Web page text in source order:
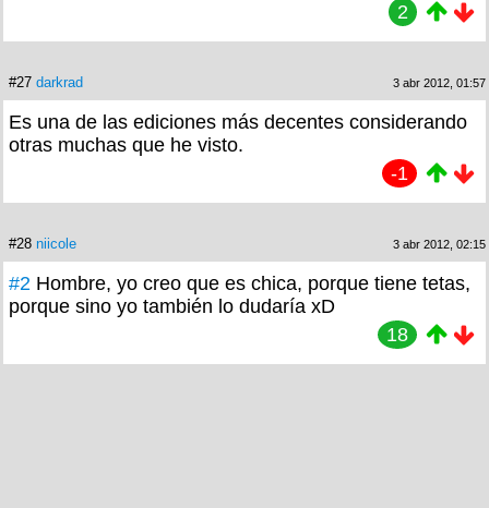
2
#27 darkrad 3 abr 2012, 01:57
Es una de las ediciones más decentes considerando
otras muchas que he visto.
-1
#28 niicole 3 abr 2012, 02:15
#2 Hombre, yo creo que es chica, porque tiene tetas,
porque sino yo también lo dudaría xD
18